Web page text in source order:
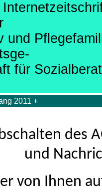
und
für
2011 +
des
und
von Ihnen